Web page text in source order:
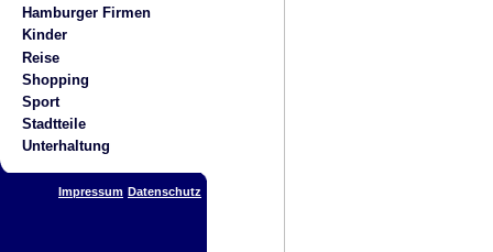
Hamburger Firmen
Kinder
Reise
Shopping
Sport
Stadtteile
Unterhaltung
Impressum Datenschutz